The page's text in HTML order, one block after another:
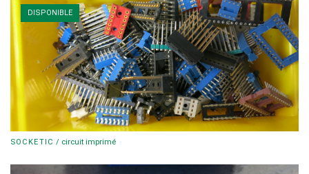
DISPONIBLE
SOCKETIC / circuit imprimé